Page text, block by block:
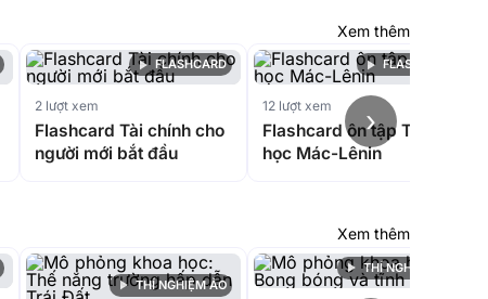
Xem thêm
›
FLASHCARD
2 lượt xem
Flashcard Tài chính cho
người mới bắt đầu
FLASHCARD
12 lượt xem
Flashcard ôn tập Triết
học Mác-Lênin
Xem thêm
THÍ NGHIỆM ẢO
THÍ NGHIỆM ẢO